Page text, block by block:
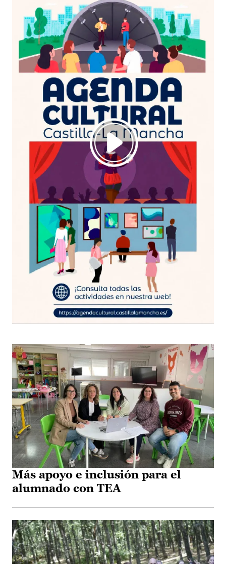
Más apoyo e inclusión para el
alumnado con TEA